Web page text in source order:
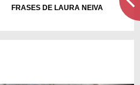
FRASES DE LAURA NEIVA